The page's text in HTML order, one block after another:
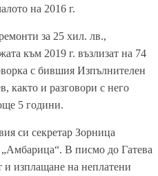
на 2016 г.
за 25 хил. лв.,
към 2019 г. възлизат на 74
с бившия Изпълнителен
както и разговори с него
5 години.
си секретар Зорница
В писмо до Гатева
и изплащане на неплатени